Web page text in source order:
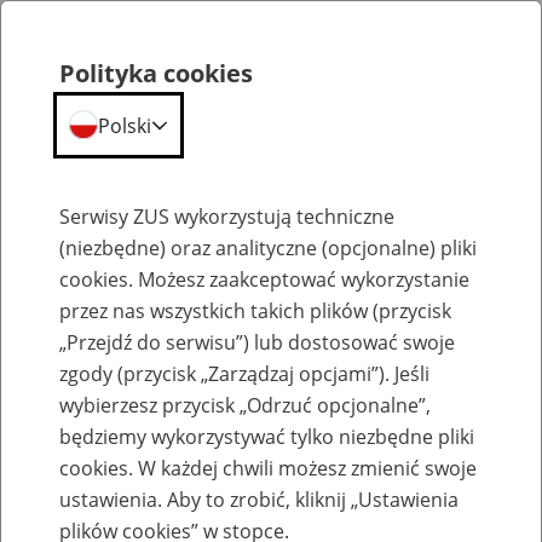
Emerytury
Baza zlikwidowanych lub
przekształconych zakładów pracy
Polityka cookies
Polski
Serwisy ZUS wykorzystują techniczne
(niezbędne) oraz analityczne (opcjonalne) pliki
cookies. Możesz zaakceptować wykorzystanie
przez nas wszystkich takich plików (przycisk
„Przejdź do serwisu”) lub dostosować swoje
zgody (przycisk „Zarządzaj opcjami”). Jeśli
wybierzesz przycisk „Odrzuć opcjonalne”,
będziemy wykorzystywać tylko niezbędne pliki
cookies. W każdej chwili możesz zmienić swoje
ustawienia. Aby to zrobić, kliknij „Ustawienia
plików cookies” w stopce.